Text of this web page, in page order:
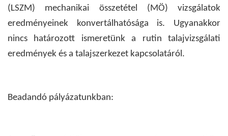
(LSZM) mechanikai összetétel (MÖ) vizsgálatok
eredményeinek konvertálhatósága is. Ugyanakkor
nincs határozott ismeretünk a rutin talajvizsgálati
eredmények és a talajszerkezet kapcsolatáról.
Beadandó pályázatunkban: